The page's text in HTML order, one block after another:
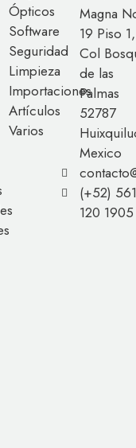
Ópticos
Software
Seguridad
Limpieza
Importaciones
Artículos
Varios
Magna
19 Piso 1,
Col
de las
Palmas
52787
Mexico
(+52) 561
120 1905